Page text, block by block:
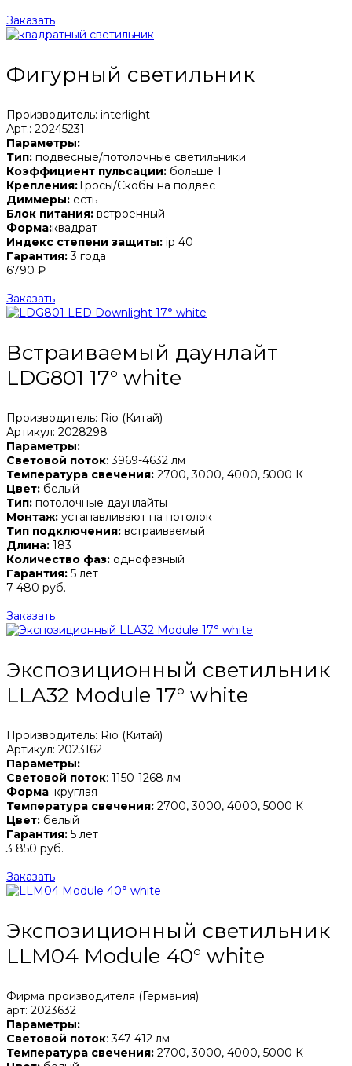
Заказать
Фигурный светильник
Производитель: interlight
Арт.: 20245231
Параметры:
Тип: подвесные/потолочные светильники
Коэффициент пульсации: больше 1
Крепления:Тросы/Скобы на подвес
Диммеры: есть
Блок питания: встроенный
Форма:квадрат
Индекс степени защиты: ip 40
Гарантия:3 года
6790 ₽
Заказать
Встраиваемый даунлайт
LDG801 17° white
Производитель: Rio (Китай)
Артикул: 2028298
Параметры:
Световой поток: 3969-4632 лм
Температура свечения: 2700, 3000, 4000, 5000 К
Цвет: белый
Тип: потолочные даунлайты
Монтаж: устанавливают на потолок
Тип подключения: встраиваемый
Длина: 183
Количество фаз: однофазный
Гарантия: 5 лет
7 480 руб.
Заказать
Экспозиционный светильник
LLA32 Module 17° white
Производитель: Rio (Китай)
Артикул: 2023162
Параметры:
Световой поток: 1150-1268 лм
Форма: круглая
Температура свечения: 2700, 3000, 4000, 5000 К
Цвет: белый
Гарантия: 5 лет
3 850 руб.
Заказать
Экспозиционный светильник
LLM04 Module 40° white
Фирма производителя (Германия)
арт: 2023632
Параметры:
Световой поток: 347-412 лм
Температура свечения: 2700, 3000, 4000, 5000 К